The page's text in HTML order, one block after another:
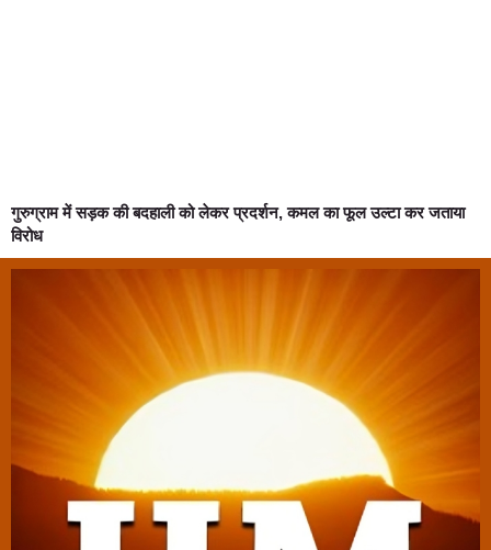
गुरुग्राम में सड़क की बदहाली को लेकर प्रदर्शन, कमल का फूल उल्टा कर जताया
विरोध